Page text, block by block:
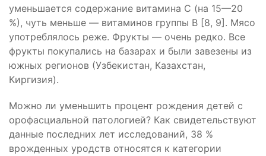
уменьшается содержание витамина С (на 15—20
%), чуть меньше — витаминов группы В [8, 9]. Мясо
употреблялось реже. Фрукты — очень редко. Все
фрукты покупались на базарах и были завезены из
южных регионов (Узбекистан, Казахстан,
Киргизия).
Можно ли уменьшить процент рождения детей с
орофасциальной патологией? Как свидетельствуют
данные последних лет исследований, 38 %
врожденных уродств относятся к категории